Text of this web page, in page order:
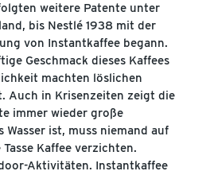
weitere Patente unter
bis Nestlé 1938 mit der
von Instantkaffee begann.
Geschmack dieses Kaffees
machten löslichen
Auch in Krisenzeiten zeigt die
immer wieder große
Wasser ist, muss niemand auf
Kaffee verzichten.
Aktivitäten. Instantkaffee